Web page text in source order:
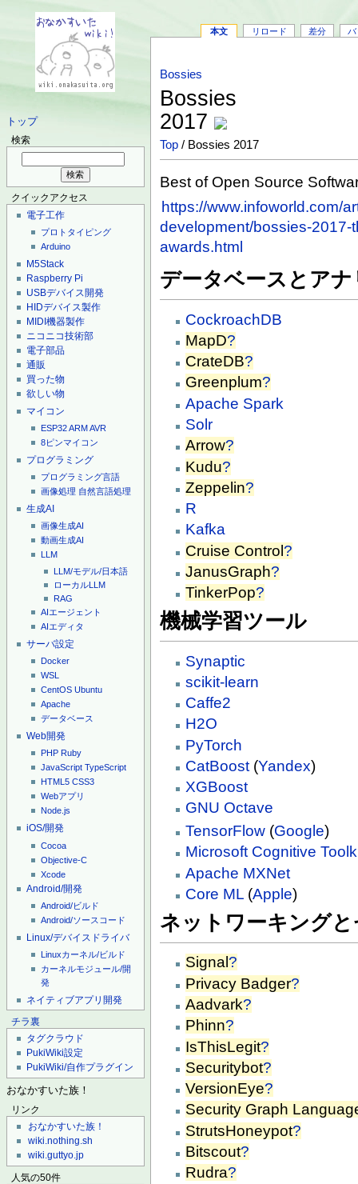
トップ
検索
クイックアクセス
電子工作
プロトタイピング
Arduino
M5Stack
Raspberry Pi
USBデバイス開発
HIDデバイス製作
MIDI機器製作
ニコニコ技術部
電子部品
通販
買った物
欲しい物
マイコン
ESP32ARMAVR
8ピンマイコン
プログラミング
プログラミング言語
画像処理 自然言語処理
生成AI
画像生成AI
動画生成AI
LLM
LLM/モデル/日本語
ローカルLLM
RAG
AIエージェント
AIエディタ
サーバ設定
Docker
WSL
CentOS Ubuntu
Apache
データベース
Web開発
PHP Ruby
JavaScript TypeScript
HTML5 CSS3
Webアプリ
Node.js
iOS/開発
Cocoa
Objective-C
Xcode
Android/開発
Android/ビルド
Android/ソースコード
Linux/デバイスドライバ
Linuxカーネル/ビルド
カーネルモジュール/開
発
ネイティブアプリ開発
チラ裏
タグクラウド
PukiWiki設定
PukiWiki/自作プラグイン
おなかすいた族！
リンク
おなかすいた族！
wiki.nothing.sh
wiki.guttyo.jp
人気の50件
本文 リロード 差分 バ
Bossies
Bossies
2017
Top / Bossies 2017
Best of Open Source
https://www.infoworld.com/
development/bossies-2017-
awards.html
データベースとア
CockroachDB
MapD?
CrateDB?
Greenplum?
Apache Spark
Solr
Arrow?
Kudu?
Zeppelin?
R
Kafka
Cruise Control?
JanusGraph?
TinkerPop?
機械学習ツール
Synaptic
scikit-learn
Caffe2
H2O
PyTorch
CatBoost (Yandex)
XGBoost
GNU Octave
TensorFlow (Google)
Microsoft Cognitive
Apache MXNet
Core ML (Apple)
ネットワーキング
Signal ?
Privacy Badger?
Aadvark?
Phinn?
IsThisLegit?
Securitybot?
VersionEye?
Security Graph
StrutsHoneypot?
Bitscout?
Rudra?